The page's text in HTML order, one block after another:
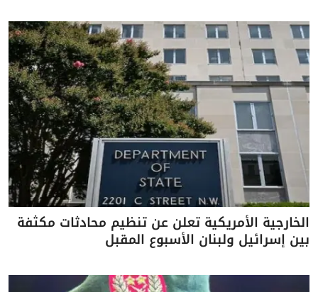
الخارجية الأمريكية تعلن عن تنظيم محادثات مكثفة
بين إسرائيل ولبنان الأسبوع المقبل